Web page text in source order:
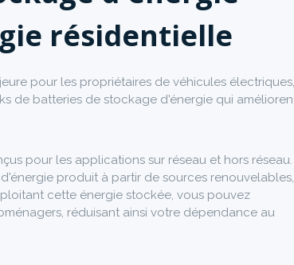
résidentielle
pour les propriétaires de véhicules électriques,
de batteries de stockage d'énergie qui
pour les applications sur réseau et hors réseau.
produit à partir de sources renouvelables,
cette énergie stockée, vous pouvez
réduisant ainsi votre dépendance au